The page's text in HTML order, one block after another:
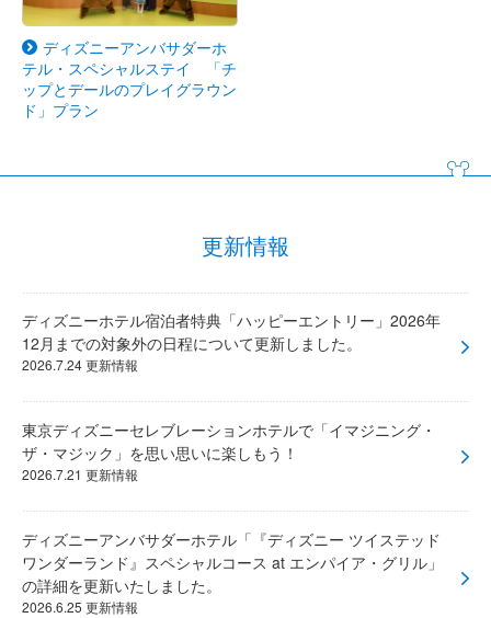
ディズニーアンバサダーホ
テル・スペシャルステイ 「チ
ップとデールのプレイグラウン
ド」プラン
更新情報
ディズニーホテル宿泊者特典「ハッピーエントリー」2026年
12月までの対象外の日程について更新しました。
2026.7.24 更新情報
東京ディズニーセレブレーションホテルで「イマジニング・
ザ・マジック」を思い思いに楽しもう！
2026.7.21 更新情報
ディズニーアンバサダーホテル「『ディズニー ツイステッド
ワンダーランド』スペシャルコース at エンパイア・グリル」
の詳細を更新いたしました。
2026.6.25 更新情報